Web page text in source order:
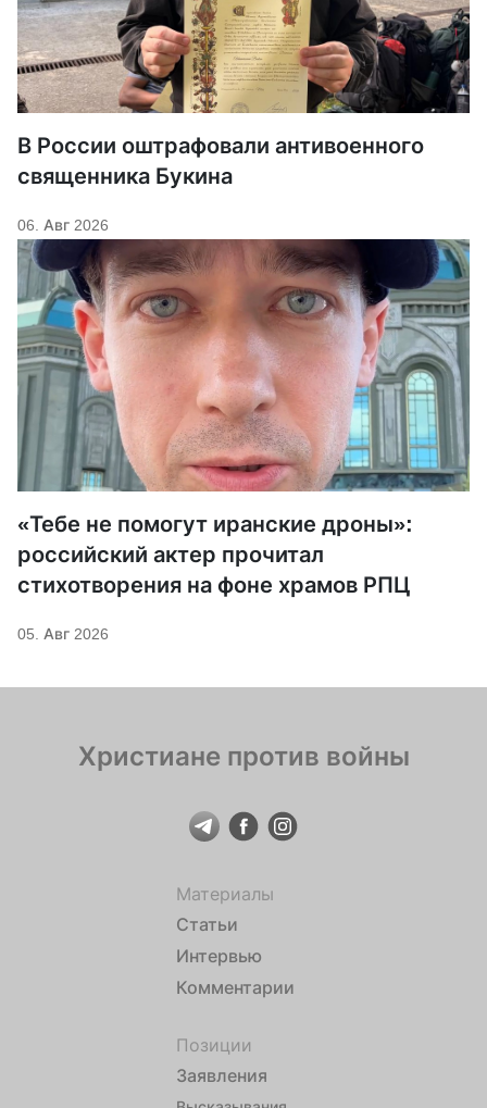
В России оштрафовали антивоенного
священника Букина
06. Авг 2026
«Тебе не помогут иранские дроны»:
российский актер прочитал
стихотворения на фоне храмов РПЦ
05. Авг 2026
Христиане против войны
Материалы
Статьи
Интервью
Комментарии
Позиции
Заявления